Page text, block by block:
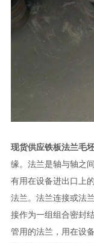
现货供应铁板法兰毛
缘。法兰是轴与轴之
有用在设备进出口上
法兰。法兰连接或法
接作为一组组合密封
管用的法兰，用在设